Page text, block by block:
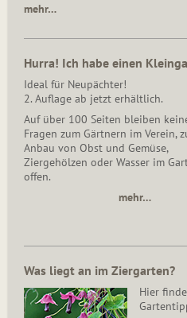
mehr…
Hurra! Ich habe einen
Ideal für Neupächter!
2. Auflage ab jetzt erhältlich.
Auf über 100 Seiten bleiben
Fragen zum Gärtnern im Verein,
Anbau von Obst und Gemüse,
Ziergehölzen oder Wasser im
offen.
mehr…
Was liegt an im Ziergarten?
Hier